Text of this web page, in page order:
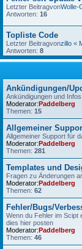
Letzter BeitragvonWolle-
Antworten: 16
Topliste Code
Letzter Beitragvonzillo «
Antworten: 8
Ankündigungen/
Ankündigungen und
Moderator:Paddelberg
Themen: 15
Allgemeiner
Allgemeiner Support für
Moderator:Paddelberg
Themen: 281
Templates und
Fragen zu Änderungen
Moderator:Paddelberg
Themen: 62
Fehler/Bugs/
Wenn du Fehler im Scipt
dies hier posten
Moderator:Paddelberg
Themen: 46